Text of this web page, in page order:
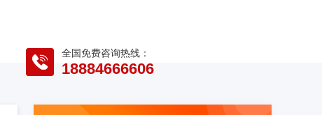
全国免费咨询热线：
18884666606